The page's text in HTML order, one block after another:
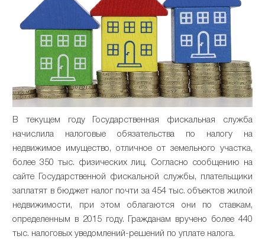
В текущем году Государственная фискальная служба
начислила налоговые обязательства по налогу на
недвижимое имущество, отличное от земельного участка,
более 350 тыс. физических лиц. Согласно сообщению на
сайте Государственной фискальной службы, плательщики
заплатят в бюджет налог почти за 454 тыс. объектов жилой
недвижимости, при этом облагаются они по ставкам,
определенным в 2015 году. Гражданам вручено более 440
тыс. налоговых уведомлений-решений по уплате налога.